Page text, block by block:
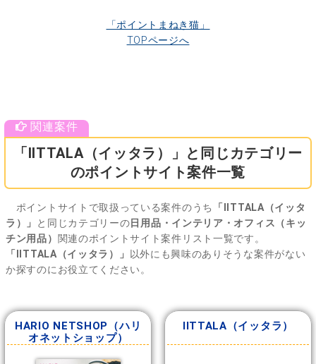
「ポイントまねき猫」
TOPページへ
「IITTALA（イッタラ）」と同じカテゴリー
のポイントサイト案件一覧
ポイントサイトで取扱っている案件のうち
「IITTALA（イッタ
ラ）」
と同じカテゴリーの日用品・インテリア・オフィス（キッ
チン用品） 関連のポイントサイト案件リスト一覧です。
「IITTALA（イッタラ）」
以外にも興味のありそうな案件がない
か探すのにお役立てください。
HARIO NETSHOP（ハリ
オネットショップ）
IITTALA（イッタラ）